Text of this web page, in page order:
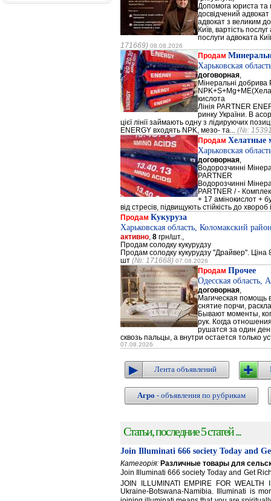
Допомога юриста та
досвідчений
адвокат з великим
Київ, вартість
послуги адвоката
171669) 08.08.2026
Продам
Харьковская
договорная
Мінеральні добрива
кислота
Лінія PARTNER
ринку України. В
цієї лінії займають одну з лідируючих
ENERGY входять NPK, мезо- та... (№:
Продам Хелатные
Харьковская
договорная
Водорозчинні
PARTNER
Водорозчинні
PARTNER / -
+ 17 амінокислот +
від стресів, підвищують стійкість до хвороб
Продам Кукуруза
Харьковская область, Коломакский
активно 8 грн/шт.,
Продам солодку кукурудзу
Продам солодку кукурудзу "Драйвер". Ціна
шт (№: 171668) 07.08.2026
Продам Прочее
Одесская область,
договорная
Магическая помощь
снятие порчи,
Бывают моменты,
рук. Когда
рушатся за один
сквозь пальцы, а внутри остается только
07.08.2026
Лента объявлений
Агро - объявления по рубрикам
Статьи, последние 5 статей ...
Join Illuminati 666 society Today and
Категорія: Различные товары для
Join Illuminati 666 society Today and Get
JOIN ILLUMINATI EMPIRE FOR WEALTH
Ukraine-Botswana-Namibia. Illuminati is